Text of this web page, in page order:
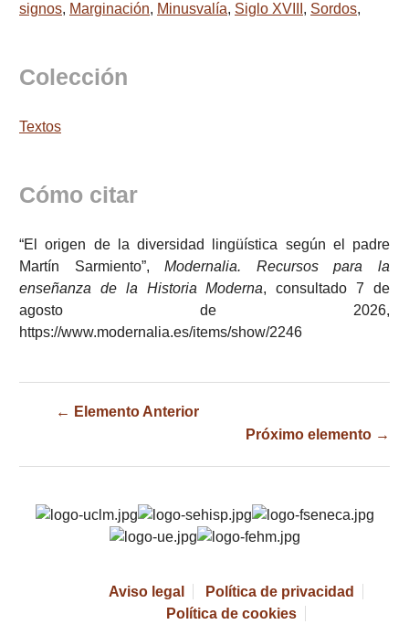
signos, Marginación, Minusvalía, Siglo XVIII , Sordos,
Colección
Textos
Cómo citar
“El origen de la diversidad lingüística según el padre
Martín Sarmiento”,Modernalia. Recursos para la
enseñanza de la Historia Moderna, consultado 7 de
agosto de 2026,
https://www.modernalia.es/items/show/2246
← Elemento Anterior
Próximo elemento →
Aviso legal
Política de privacidad
Política de cookies